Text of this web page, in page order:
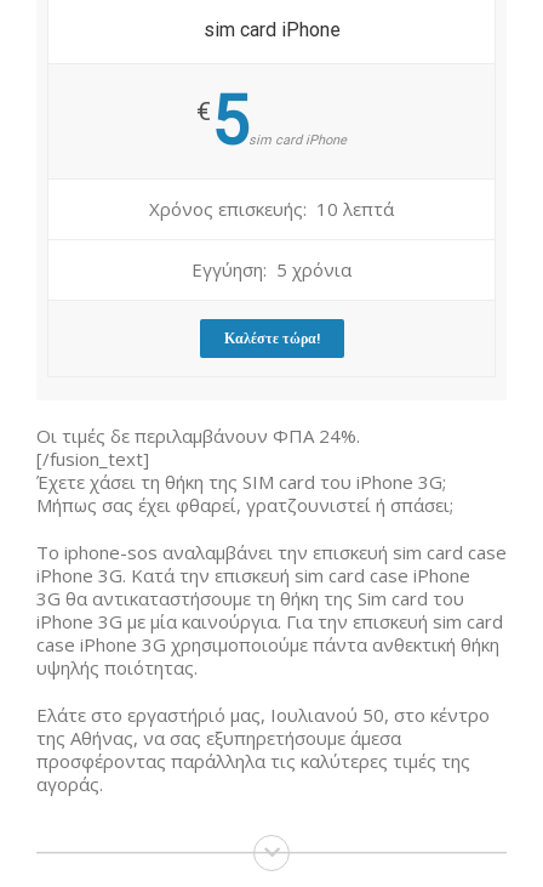
sim card iPhone
€ 5sim card iPhone
Χρόνος επισκευής: 10 λεπτά
Εγγύηση: 5 χρόνια
Καλέστε τώρα!
Οι τιμές δε περιλαμβάνουν ΦΠΑ 24%.
[/fusion_text]
Έχετε χάσει τη θήκη της SIM card του iPhone 3G;
Μήπως σας έχει φθαρεί, γρατζουνιστεί ή σπάσει;
Το iphone-sos αναλαμβάνει την επισκευή sim card case
iPhone 3G. Κατά την επισκευή sim card case iPhone
3G θα αντικαταστήσουμε τη θήκη της Sim card του
iPhone 3G με μία καινούργια. Για την επισκευή sim card
case iPhone 3G χρησιμοποιούμε πάντα ανθεκτική θήκη
υψηλής ποιότητας.
Ελάτε στο εργαστήριό μας, Ιουλιανού 50, στο κέντρο
της Αθήνας, να σας εξυπηρετήσουμε άμεσα
προσφέροντας παράλληλα τις καλύτερες τιμές της
αγοράς.